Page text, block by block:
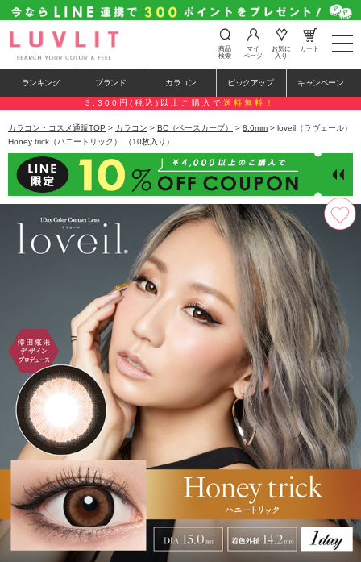
t
o
e
n
a
a
i
o
n
商品
検索
マイ
ページ
お気に
入り
カート
ランキング ブランド カラコン ピックアップ キャンペーン
3,300円(税込)以上ご購入で 送料無料！
カラコン・コスメ通販TOP > カラコン > BC（ベースカーブ） > 8.6mm > loveil（ラヴェール）
Honey trick（ハニートリック） （10枚入り）